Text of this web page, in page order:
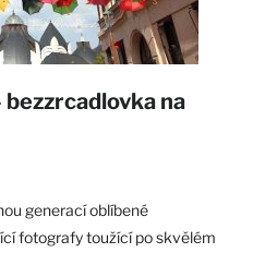
na
generací oblíbené
fotografy toužící po skvělém